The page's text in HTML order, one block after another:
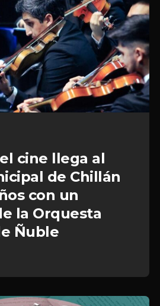
cine llega al
de Chillán
con un
la Orquesta
Ñuble